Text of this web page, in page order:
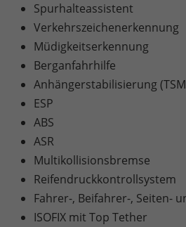
Spurhalteassistent
Verkehrszeichenerkennung
Müdigkeitserkennung
Berganfahrhilfe
Anhängerstabilisierung
ESP
ABS
ASR
Multikollisionsbremse
Reifendruckkontrollsystem
Fahrer-, Beifahrer-, Seiten-
ISOFIX mit Top Tether